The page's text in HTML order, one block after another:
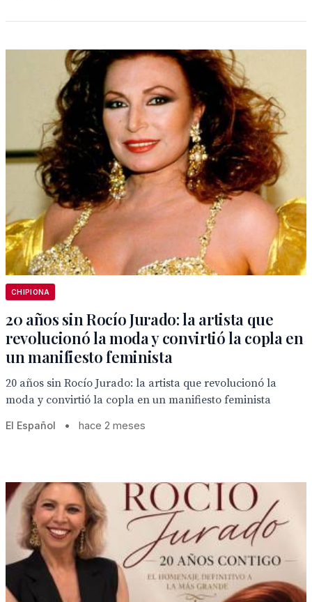
CHIPIONA
20 años sin Rocío Jurado: la artista que
revolucionó la moda y convirtió la copla en
un manifiesto feminista
20 años sin Rocío Jurado: la artista que revolucionó la
moda y convirtió la copla en un manifiesto feminista
El Español • hace 2 meses